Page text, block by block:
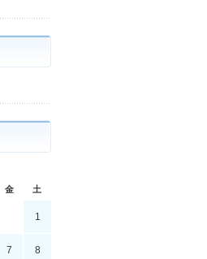
金 土
1
7 8